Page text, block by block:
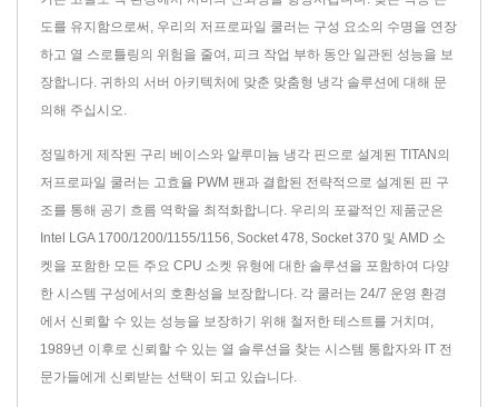
도를 유지함으로써, 우리의 저프로파일 쿨러는 구성 요소의 수명을 연장
하고 열 스로틀링의 위험을 줄여, 피크 작업 부하 동안 일관된 성능을 보
장합니다. 귀하의 서버 아키텍처에 맞춘 맞춤형 냉각 솔루션에 대해 문
의해 주십시오.
정밀하게 제작된 구리 베이스와 알루미늄 냉각 핀으로 설계된 TITAN의
저프로파일 쿨러는 고효율 PWM 팬과 결합된 전략적으로 설계된 핀 구
조를 통해 공기 흐름 역학을 최적화합니다. 우리의 포괄적인 제품군은
Intel LGA 1700/1200/1155/1156, Socket 478, Socket 370 및 AMD 소
켓을 포함한 모든 주요 CPU 소켓 유형에 대한 솔루션을 포함하여 다양
한 시스템 구성에서의 호환성을 보장합니다. 각 쿨러는 24/7 운영 환경
에서 신뢰할 수 있는 성능을 보장하기 위해 철저한 테스트를 거치며,
1989년 이후로 신뢰할 수 있는 열 솔루션을 찾는 시스템 통합자와 IT 전
문가들에게 신뢰받는 선택이 되고 있습니다.